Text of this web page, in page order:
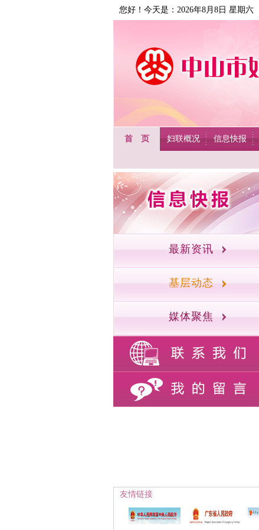
您好！今天是：2026年8月8日 星期六
首 页 妇联概况 信息快报
最新资讯
基层动态
媒体聚焦
友情链接